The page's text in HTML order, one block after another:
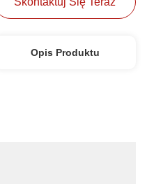
Opis Produktu